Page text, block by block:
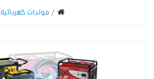
مولدات كهربائية